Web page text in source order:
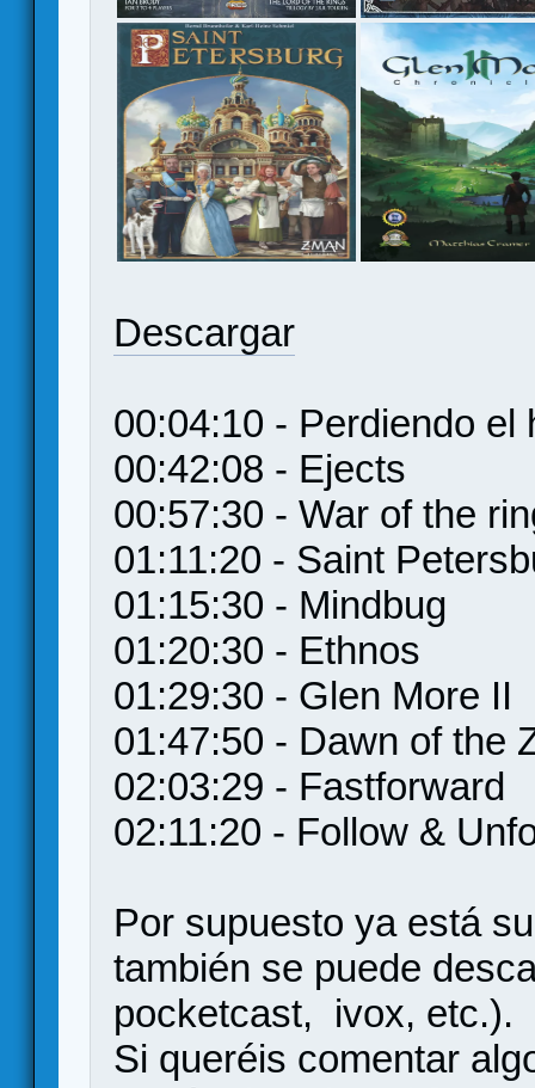
Descargar
00:04:10 - Perdiendo el
00:42:08 - Ejects
00:57:30 - War of the
01:11:20 - Saint
01:15:30 - Mindbug
01:20:30 - Ethnos
01:29:30 - Glen More II
01:47:50 - Dawn of the
02:03:29 - Fastforward
02:11:20 - Follow &
Por supuesto ya está
también se puede
pocketcast, ivox, etc.).
Si queréis comentar